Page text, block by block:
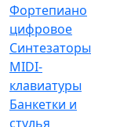
Фортепиано
цифровое
Синтезаторы
MIDI-
клавиатуры
Банкетки и
стулья